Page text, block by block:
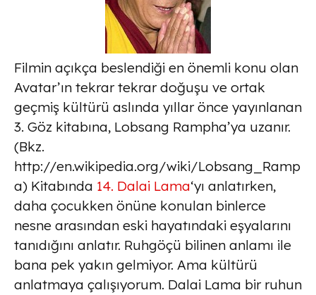
Filmin açıkça beslendiği en önemli konu olan
Avatar’ın tekrar tekrar doğuşu ve ortak
geçmiş kültürü aslında yıllar önce yayınlanan
3. Göz kitabına, Lobsang Rampha’ya uzanır.
(Bkz.
http://en.wikipedia.org/wiki/Lobsang_Ramp
a) Kitabında 14. Dalai Lama‘yı anlatırken,
daha çocukken önüne konulan binlerce
nesne arasından eski hayatındaki eşyalarını
tanıdığını anlatır. Ruhgöçü bilinen anlamı ile
bana pek yakın gelmiyor. Ama kültürü
anlatmaya çalışıyorum. Dalai Lama bir ruhun